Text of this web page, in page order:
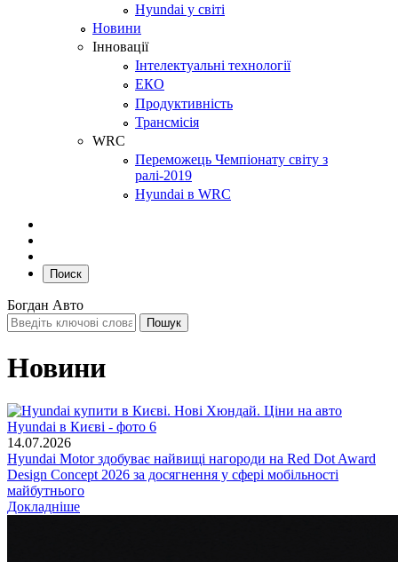
Hyundai у світі
Новини
Інновації
Інтелектуальні технології
ЕКО
Продуктивність
Трансмісія
WRC
Переможець Чемпіонату світу з
ралі-2019
Hyundai в WRC
Поиск
Богдан Авто
Новини
14.07.2026
Hyundai Motor здобуває найвищі нагороди на Red Dot Award
Design Concept 2026 за досягнення у сфері мобільності
майбутнього
Докладніше